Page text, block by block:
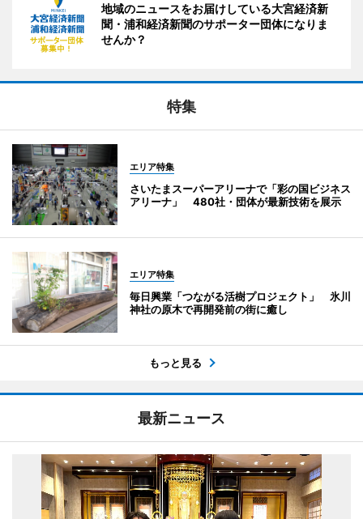
地域のニュースをお届けしている大宮経済新
聞・浦和経済新聞のサポーター団体になりま
せんか？
特集
エリア特集
さいたまスーパーアリーナで「彩の国ビジネス
アリーナ」 480社・団体が最新技術を展示
エリア特集
毎日興業「つながる活樹プロジェクト」 氷川
神社の原木で再開発前の街に癒し
もっと見る
最新ニュース